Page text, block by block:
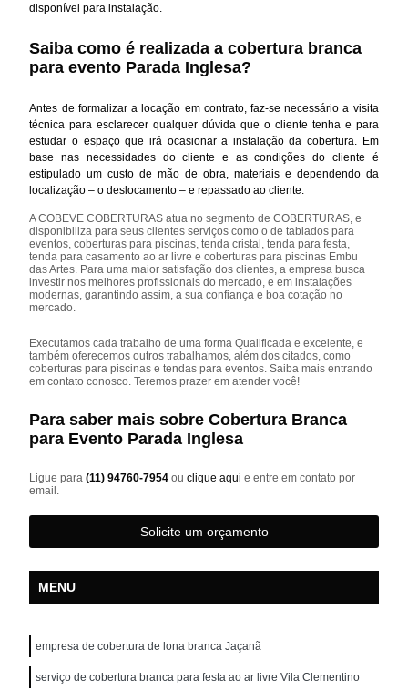
disponível para instalação.
Saiba como é realizada a cobertura branca
para evento Parada Inglesa?
Antes de formalizar a locação em contrato, faz-se necessário a visita
técnica para esclarecer qualquer dúvida que o cliente tenha e para
estudar o espaço que irá ocasionar a instalação da cobertura. Em
base nas necessidades do cliente e as condições do cliente é
estipulado um custo de mão de obra, materiais e dependendo da
localização – o deslocamento – e repassado ao cliente.
A COBEVE COBERTURAS atua no segmento de COBERTURAS, e
disponibiliza para seus clientes serviços como o de tablados para
eventos, coberturas para piscinas, tenda cristal, tenda para festa,
tenda para casamento ao ar livre e coberturas para piscinas Embu
das Artes. Para uma maior satisfação dos clientes, a empresa busca
investir nos melhores profissionais do mercado, e em instalações
modernas, garantindo assim, a sua confiança e boa cotação no
mercado.
Executamos cada trabalho de uma forma Qualificada e excelente, e
também oferecemos outros trabalhamos, além dos citados, como
coberturas para piscinas e tendas para eventos. Saiba mais entrando
em contato conosco. Teremos prazer em atender você!
Para saber mais sobre Cobertura Branca
para Evento Parada Inglesa
Ligue para(11) 94760-7954ouclique aqui e entre em contato por
email.
Solicite um orçamento
MENU
empresa de cobertura de lona branca Jaçanã
serviço de cobertura branca para festa ao ar livre Vila Clementino